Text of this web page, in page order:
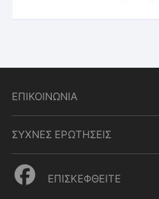
ΕΠΙΚΟΙΝΩΝΙΑ
ΣΥΧΝΕΣ ΕΡΩΤΗΣΕΙΣ
ΕΠΙΣΚΕΦΘΕΙΤΕ